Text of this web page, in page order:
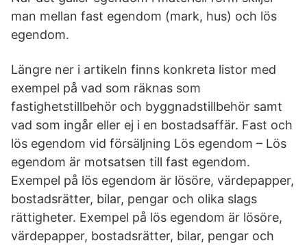
man mellan fast egendom (mark, hus) och lös
egendom.
Längre ner i artikeln finns konkreta listor med
exempel på vad som räknas som
fastighetstillbehör och byggnadstillbehör samt
vad som ingår eller ej i en bostadsaffär. Fast och
lös egendom vid försäljning Lös egendom – Lös
egendom är motsatsen till fast egendom.
Exempel på lös egendom är lösöre, värdepapper,
bostadsrätter, bilar, pengar och olika slags
rättigheter. Exempel på lös egendom är lösöre,
värdepapper, bostadsrätter, bilar, pengar och